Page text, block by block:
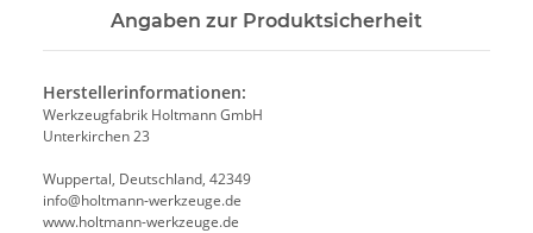
Angaben zur Produktsicherheit
Herstellerinformationen:
Werkzeugfabrik Holtmann GmbH
Unterkirchen 23
Wuppertal, Deutschland, 42349
info@holtmann-werkzeuge.de
www.holtmann-werkzeuge.de